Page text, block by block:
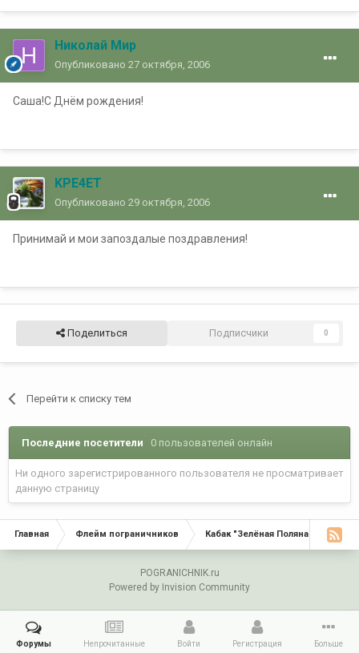
Николай Мир
Опубликовано 27 октября, 2006
Саша!С Днём рождения!
KPE4ET
Опубликовано 29 октября, 2006
Принимай и мои запоздалые поздравления!
Поделиться Подписчики 0
Перейти к списку тем
Последние посетители 0 пользователей онлайн
Ни одного зарегистрированного пользователя не просматривает
данную страницу
Главная Флейм пограничников Кабак "Зелёная Поляна"
POGRANICHNIK.ru
Powered by Invision Community
Форумы Непрочитанные Войти Регистрация Больше